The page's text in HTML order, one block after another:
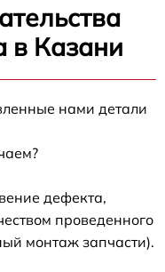
в Казани
нами детали
дефекта,
проведенного
монтаж запчасти).